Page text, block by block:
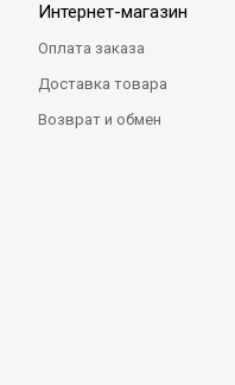
Интернет-магазин
Оплата заказа
Доставка товара
Возврат и обмен